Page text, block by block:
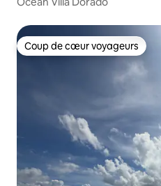
Coup de cœur voyageurs
Coup de cœur voyageurs